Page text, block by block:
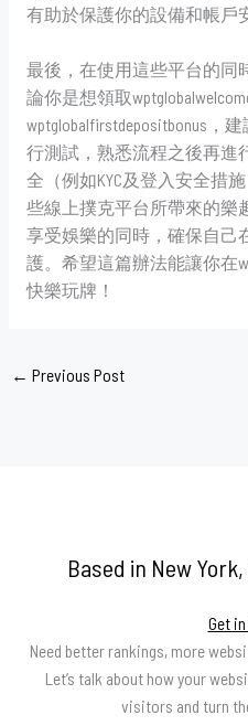
有助於保護你的設備和帳戶
最後，在使用這些平台的同
論你是想領取
wptglobalfirstdepositbonus，
行測試，熟悉流程之後再進
全（例如KYC及登入安全措
些線上撲克平台所帶來的樂
享受娛樂的同時，確保自己
護。希望這篇辦法能讓你在
快樂玩牌！
← Previous Post
Based in New
Get
Need better rankings, more
Let’s talk about how your
visitors and turn